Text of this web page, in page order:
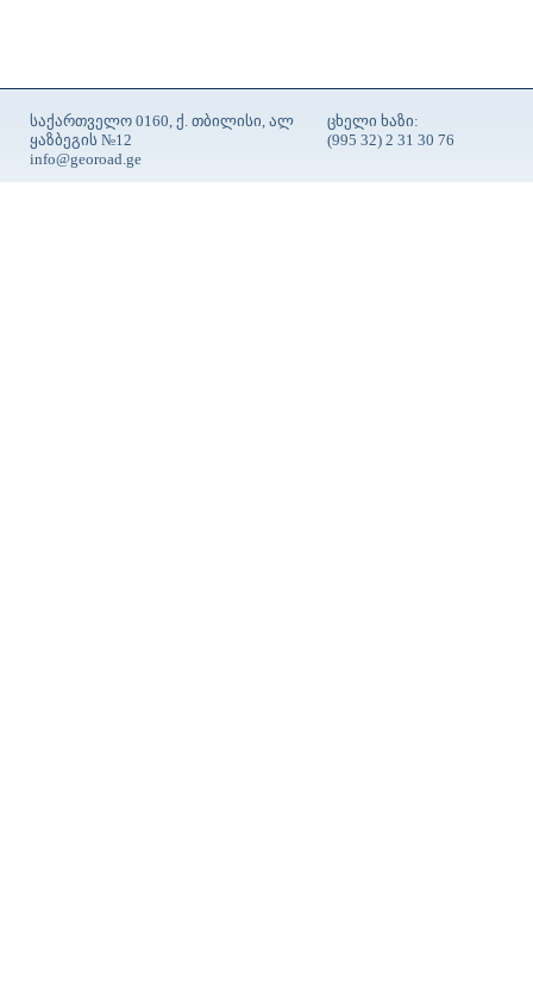
საქართველო 0160, ქ. თბილისი, ალ
ყაზბეგის №12
info@georoad.ge
ცხელი ხაზი:
(995 32) 2 31 30 76